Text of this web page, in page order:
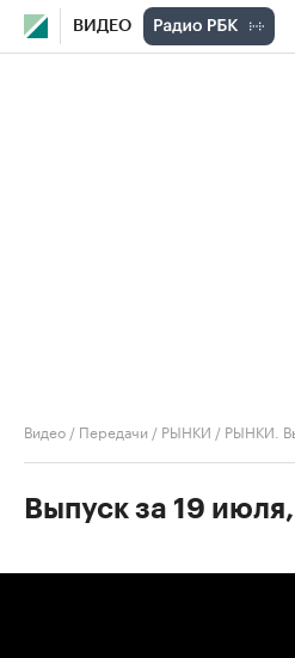
ВИДЕО
Видео / Передачи / РЫНКИ / РЫНКИ.
Выпуск за 19